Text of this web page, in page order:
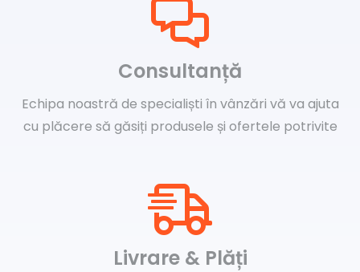
Consultanță
Echipa noastră de specialiști în vânzări vă va ajuta
cu plăcere să găsiți produsele și ofertele potrivite
Livrare & Plăți